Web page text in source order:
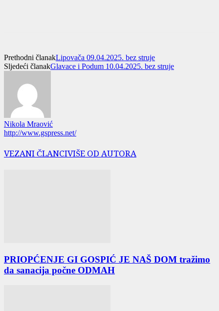
Prethodni članakLipovača 09.04.2025. bez struje
Sljedeći članakGlavace i Podum 10.04.2025. bez struje
Nikola Mraović
http://www.gspress.net/
VEZANI ČLANCIVIŠE OD AUTORA
PRIOPĆENJE GI GOSPIĆ JE NAŠ DOM tražimo
da sanacija počne ODMAH